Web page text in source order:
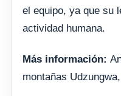
el equipo, ya que su
actividad humana.
Más información:
montañas